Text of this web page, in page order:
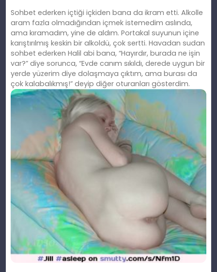
Sohbet ederken içtiği içkiden bana da ikram etti. Alkolle
aram fazla olmadığından içmek istemedim aslında,
ama kıramadım, yine de aldım. Portakal suyunun içine
karıştırılmış keskin bir alkoldü, çok sertti. Havadan sudan
sohbet ederken Halil abi bana, “Hayırdır, burada ne işin
var?” diye sorunca, “Evde canım sıkıldı, derede uygun bir
yerde yüzerim diye dolaşmaya çıktım, ama burası da
çok kalabalıkmış!” deyip diğer oturanları gösterdim.